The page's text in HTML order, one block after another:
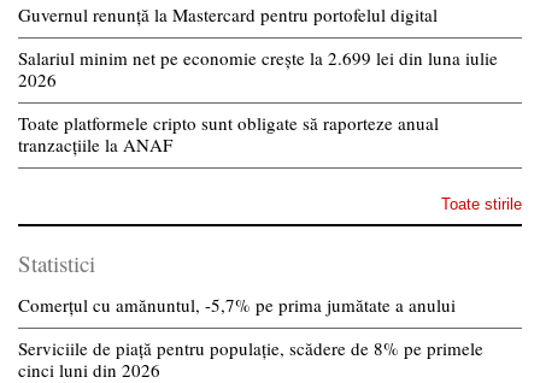
Guvernul renunță la Mastercard pentru portofelul digital
Salariul minim net pe economie crește la 2.699 lei din luna iulie
2026
Toate platformele cripto sunt obligate să raporteze anual
tranzacțiile la ANAF
Toate stirile
Statistici
Comerțul cu amănuntul, -5,7% pe prima jumătate a anului
Serviciile de piață pentru populație, scădere de 8% pe primele
cinci luni din 2026